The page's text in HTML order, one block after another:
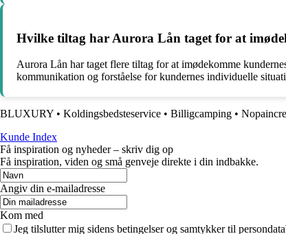
Hvilke tiltag har Aurora Lån taget for at
Aurora Lån har taget flere tiltag for at imødekomme
kommunikation og forståelse for kundernes individuelle
BLUXURY • Koldingsbedsteservice • Billigcamping •
Kunde Index
Få inspiration og nyheder – skriv dig op
Få inspiration, viden og små genveje direkte i din indbakke.
Angiv din e-mailadresse
Kom med
Jeg tilslutter mig sidens betingelser og samtykker til